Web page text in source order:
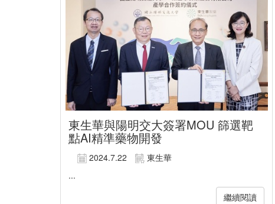
東生華與陽明交大簽署MOU 篩選靶
點AI精準藥物開發
2024.7.22
東生華
...
繼續閱讀